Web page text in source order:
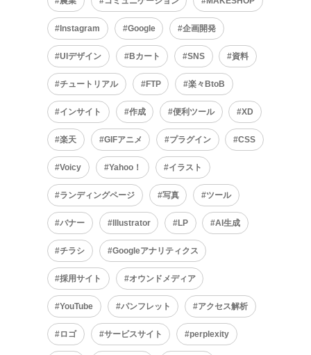
Instagram Google 企画開発
UIデザイン Bカート SNS 資料
チュートリアル FTP 楽々BtoB
インサイト 作成 便利ツール XD
楽天 GIFアニメ プラグイン CSS
Voicy Yahoo！ イラスト
ランディングページ 写真 ツール
バナー Illustrator LP AI生成
チラシ Googleアナリティクス
採用サイト オウンドメディア
YouTube パンフレット アクセス解析
ロゴ サービスサイト perplexity